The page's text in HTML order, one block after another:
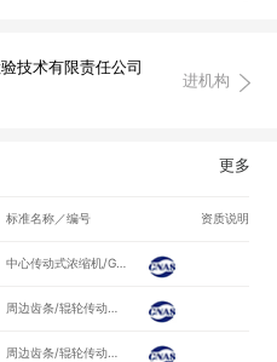
技术有限责任公司
进机构
更多
标准名称／编号 资质说明
中心传动式浓缩机/GB/T10605-2015
周边齿条/辊轮传动式浓缩机/JB/T 6991-2010
周边齿条/辊轮传动式浓缩机/JB/T6991-2010